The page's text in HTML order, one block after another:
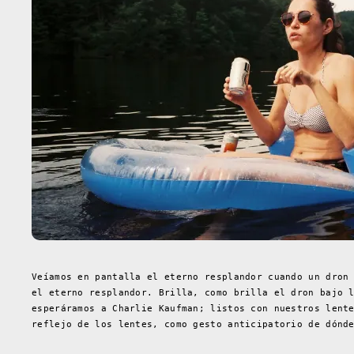
Veíamos en pantalla el eterno resplandor cuando un
el eterno resplandor. Brilla, como brilla el dron bajo la
esperáramos a Charlie Kaufman; listos con nuestros
reflejo de los lentes, como gesto anticipatorio de